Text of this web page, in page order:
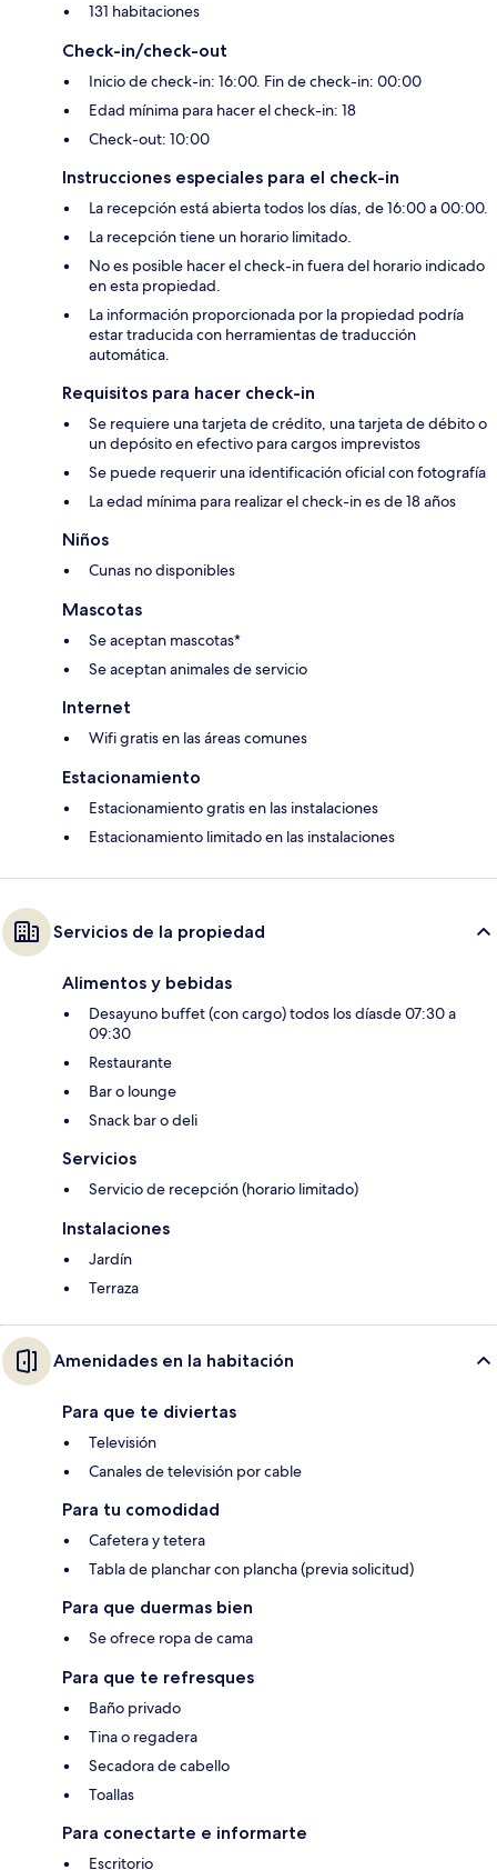
131 habitaciones
Check-in/check-out
Inicio de check-in: 16:00. Fin de check-in: 00:00
Edad mínima para hacer el check-in: 18
Check-out: 10:00
Instrucciones especiales para el check-in
La recepción está abierta todos los días, de 16:00 a 00:00.
La recepción tiene un horario limitado.
No es posible hacer el check-in fuera del horario indicado
en esta propiedad.
La información proporcionada por la propiedad podría
estar traducida con herramientas de traducción
automática.
Requisitos para hacer check-in
Se requiere una tarjeta de crédito, una tarjeta de débito o
un depósito en efectivo para cargos imprevistos
Se puede requerir una identificación oficial con fotografía
La edad mínima para realizar el check-in es de 18 años
Niños
Cunas no disponibles
Mascotas
Se aceptan mascotas*
Se aceptan animales de servicio
Internet
Wifi gratis en las áreas comunes
Estacionamiento
Estacionamiento gratis en las instalaciones
Estacionamiento limitado en las instalaciones
Servicios de la propiedad
Alimentos y bebidas
Desayuno buffet (con cargo) todos los díasde 07:30 a
09:30
Restaurante
Bar o lounge
Snack bar o deli
Servicios
Servicio de recepción (horario limitado)
Instalaciones
Jardín
Terraza
Amenidades en la habitación
Para que te diviertas
Televisión
Canales de televisión por cable
Para tu comodidad
Cafetera y tetera
Tabla de planchar con plancha (previa solicitud)
Para que duermas bien
Se ofrece ropa de cama
Para que te refresques
Baño privado
Tina o regadera
Secadora de cabello
Toallas
Para conectarte e informarte
Escritorio